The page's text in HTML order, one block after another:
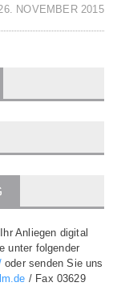
NOVEMBER 2015
Anliegen digital
unter folgender
oder senden Sie uns
/ Fax 03629